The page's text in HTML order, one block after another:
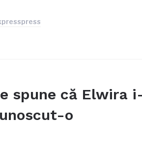
spune că Elwira
o